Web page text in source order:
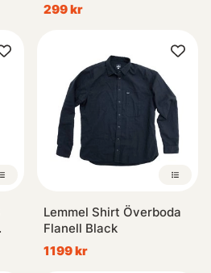
299 kr
Lemmel Shirt Överboda
Flanell Black
1199 kr